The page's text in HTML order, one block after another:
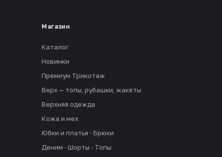
Магазин
Каталог
Новинки
Премиум Трикотаж
Верх — топы, рубашки, жакеты
Верхняя одежда
Кожа и мех
Юбки и платья · Брюки
Деним · Шорты · Топы